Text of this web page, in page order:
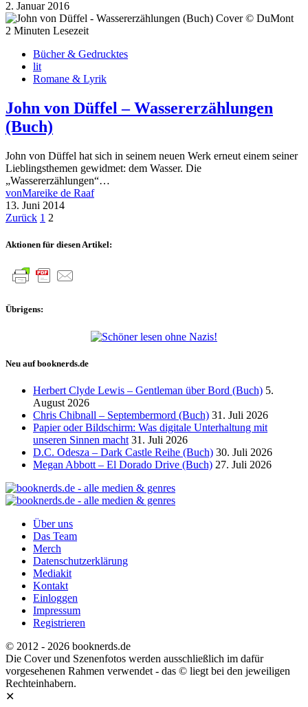
2. Januar 2016
2 Minuten Lesezeit
Bücher & Gedrucktes
lit
Romane & Lyrik
John von Düffel – Wassererzählungen
(Buch)
John von Düffel hat sich in seinem neuen Werk erneut einem seiner
Lieblingsthemen gewidmet: dem Wasser. Die
„Wassererzählungen“…
vonMareike de Raaf
13. Juni 2014
Seitennummerierung
der
Zurück 1 2
Aktionen für diesen Artikel:
Übrigens:
Neu auf booknerds.de
Herbert Clyde Lewis – Gentleman über Bord (Buch) 5.
August 2026
Chris Chibnall – Septembermord (Buch) 31. Juli 2026
Papier oder Bildschirm: Was digitale Unterhaltung mit
unseren Sinnen macht 31. Juli 2026
D.C. Odesza – Dark Castle Reihe (Buch) 30. Juli 2026
Megan Abbott – El Dorado Drive (Buch) 27. Juli 2026
Über uns
Das Team
Merch
Datenschutzerklärung
Mediakit
Kontakt
Einloggen
Impressum
Registrieren
© 2012 - 2026 booknerds.de
Die Cover und Szenenfotos werden ausschließlich im dafür
vorgesehenen Rahmen verwendet - das © liegt bei den jeweiligen
Rechteinhabern.
✕